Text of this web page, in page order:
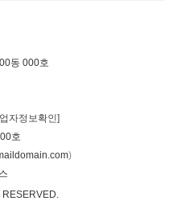
동 000호
자정보확인]
호
)